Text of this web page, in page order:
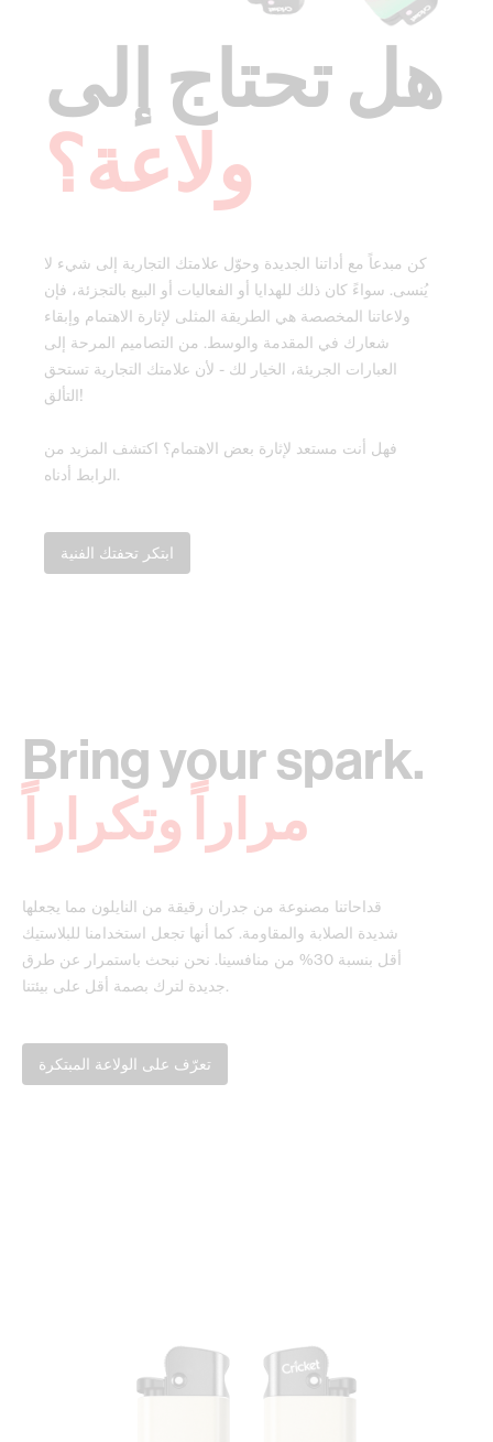
هل تحتاج إلى
ولاعة؟
كن مبدعاً مع أداتنا الجديدة وحوّل علامتك التجارية إلى شيء لا
يُنسى. سواءً كان ذلك للهدايا أو الفعاليات أو البيع بالتجزئة، فإن
ولاعاتنا المخصصة هي الطريقة المثلى لإثارة الاهتمام وإبقاء
شعارك في المقدمة والوسط. من التصاميم المرحة إلى
العبارات الجريئة، الخيار لك - لأن علامتك التجارية تستحق
التألق!
فهل أنت مستعد لإثارة بعض الاهتمام؟ اكتشف المزيد من
الرابط أدناه.
ابتكر تحفتك الفنية
Bring your spark.
مراراً وتكراراً
قداحاتنا مصنوعة من جدران رقيقة من النايلون مما يجعلها
شديدة الصلابة والمقاومة. كما أنها تجعل استخدامنا للبلاستيك
أقل بنسبة 30% من منافسينا. نحن نبحث باستمرار عن طرق
جديدة لترك بصمة أقل على بيئتنا.
تعرّف على الولاعة المبتكرة